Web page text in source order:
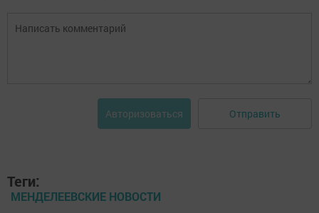
Авторизоваться Отправить
Теги:
МЕНДЕЛЕЕВСКИЕ НОВОСТИ